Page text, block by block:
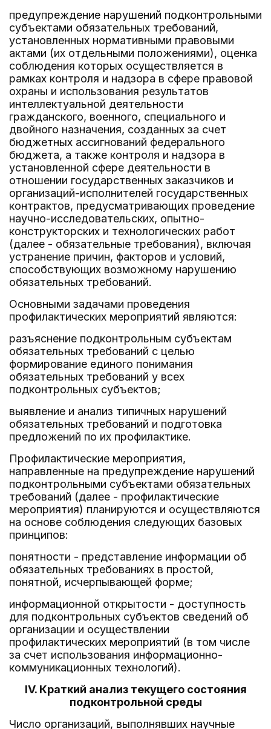
предупреждение нарушений подконтрольными
субъектами обязательных требований,
установленных нормативными правовыми
актами (их отдельными положениями), оценка
соблюдения которых осуществляется в
рамках контроля и надзора в сфере правовой
охраны и использования результатов
интеллектуальной деятельности
гражданского, военного, специального и
двойного назначения, созданных за счет
бюджетных ассигнований федерального
бюджета, а также контроля и надзора в
установленной сфере деятельности в
отношении государственных заказчиков и
организаций-исполнителей государственных
контрактов, предусматривающих проведение
научно-исследовательских, опытно-
конструкторских и технологических работ
(далее - обязательные требования), включая
устранение причин, факторов и условий,
способствующих возможному нарушению
обязательных требований.
Основными задачами проведения
профилактических мероприятий являются:
разъяснение подконтрольным субъектам
обязательных требований с целью
формирование единого понимания
обязательных требований у всех
подконтрольных субъектов;
выявление и анализ типичных нарушений
обязательных требований и подготовка
предложений по их профилактике.
Профилактические мероприятия,
направленные на предупреждение нарушений
подконтрольными субъектами обязательных
требований (далее - профилактические
мероприятия) планируются и осуществляются
на основе соблюдения следующих базовых
принципов:
понятности - представление информации об
обязательных требованиях в простой,
понятной, исчерпывающей форме;
информационной открытости - доступность
для подконтрольных субъектов сведений об
организации и осуществлении
профилактических мероприятий (в том числе
за счет использования информационно-
коммуникационных технологий).
IV. Краткий анализ текущего состояния
подконтрольной среды
Число организаций, выполнявших научные